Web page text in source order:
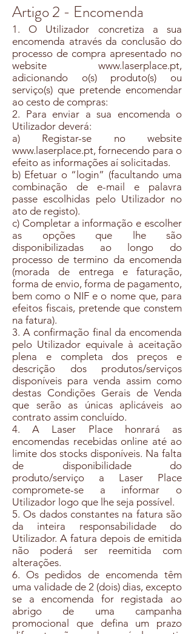
Artigo 2 - Encomenda
1. O Utilizador concretiza a sua
encomenda através da conclusão do
processo de compra apresentado no
website www.laserplace.pt,
adicionando o(s) produto(s) ou
serviço(s) que pretende encomendar
ao cesto de compras:
2. Para enviar a sua encomenda o
Utilizador deverá:
a) Registar-se no website
www.laserplace.pt, fornecendo para o
efeito as informações aí solicitadas.
b) Efetuar o “login” (facultando uma
combinação de e-mail e palavra
passe escolhidas pelo Utilizador no
ato de registo).
c) Completar a informação e escolher
as opções que lhe são
disponibilizadas ao longo do
processo de termino da encomenda
(morada de entrega e faturação,
forma de envio, forma de pagamento,
bem como o NIF e o nome que, para
efeitos fiscais, pretende que constem
na fatura).
3. A confirmação final da encomenda
pelo Utilizador equivale à aceitação
plena e completa dos preços e
descrição dos produtos/serviços
disponíveis para venda assim como
destas Condições Gerais de Venda
que serão as únicas aplicáveis ao
contrato assim concluído.
4. A Laser Place honrará as
encomendas recebidas online até ao
limite dos stocks disponíveis. Na falta
de disponibilidade do
produto/serviço a Laser Place
compromete-se a informar o
Utilizador logo que lhe seja possível.
5. Os dados constantes na fatura são
da inteira responsabilidade do
Utilizador. A fatura depois de emitida
não poderá ser reemitida com
alterações.
6. Os pedidos de encomenda têm
uma validade de 2 (dois) dias, excepto
se a encomenda for registada ao
abrigo de uma campanha
promocional que defina um prazo